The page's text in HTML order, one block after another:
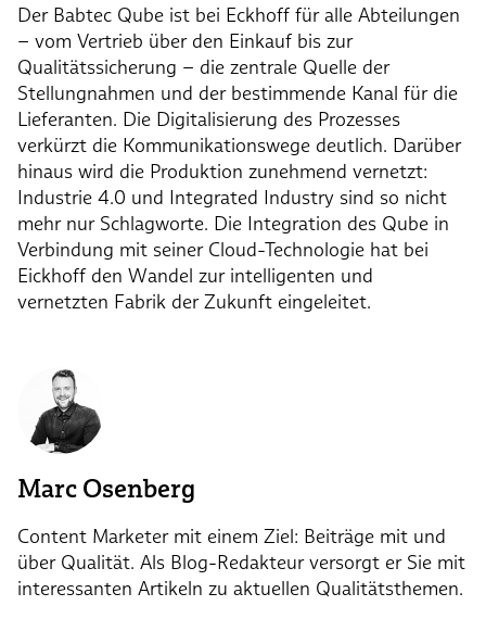
Der Babtec Qube ist bei Eckhoff für alle Abteilungen
– vom Vertrieb über den Einkauf bis zur
Qualitätssicherung – die zentrale Quelle der
Stellungnahmen und der bestimmende Kanal für die
Lieferanten. Die Digitalisierung des Prozesses
verkürzt die Kommunikationswege deutlich. Darüber
hinaus wird die Produktion zunehmend vernetzt:
Industrie 4.0 und Integrated Industry sind so nicht
mehr nur Schlagworte. Die Integration des Qube in
Verbindung mit seiner Cloud-Technologie hat bei
Eickhoff den Wandel zur intelligenten und
vernetzten Fabrik der Zukunft eingeleitet.
Marc Osenberg
Content Marketer mit einem Ziel: Beiträge mit und
über Qualität. Als Blog-Redakteur versorgt er Sie mit
interessanten Artikeln zu aktuellen Qualitätsthemen.